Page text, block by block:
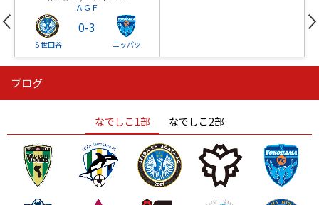
ＡＧＦ
Ｓ世田谷
0-3
ニッパツ
ニッパツ
ニッパツ 名古屋
石人の星
静岡 愛媛Ｌ
ブログ
なでしこ1部 なでしこ2部